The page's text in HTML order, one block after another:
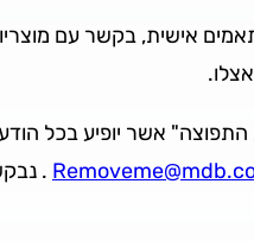
אישית, בקשר עם מוצריו
אשר יופיע בכל
.